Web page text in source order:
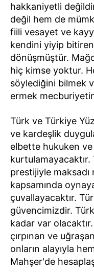
hakkaniyetli
değil hem de
fiili vesayet ve
kendini yiyip
dönüşmüştür.
hiç kimse yoktur.
söylediğini bilmek
ermek
Türk ve Türkiye
ve kardeşlik
elbette hukuken
prestijiyle
kapsamında
çuvallayacaktır.
güvencimizdir.
kadar var
çırpınan ve
onların alayıyla
Mahşer'de